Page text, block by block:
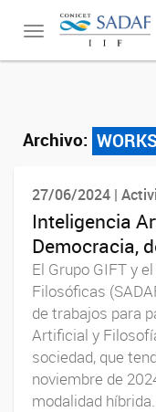
Toggle
Archivo:
27/06/2024 |
Inteligencia
Democracia,
El Grupo GIFT y
Filosóficas
de trabajos para
Artificial y
sociedad, que
noviembre de
modalidad